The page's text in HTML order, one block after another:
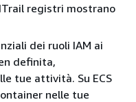
registri mostrano
dei ruoli IAM ai
definita,
tue attività. Su ECS
nelle tue